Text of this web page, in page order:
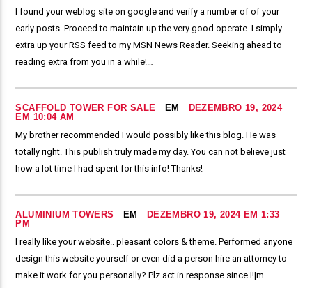
I found your weblog site on google and verify a number of of your
early posts. Proceed to maintain up the very good operate. I simply
extra up your RSS feed to my MSN News Reader. Seeking ahead to
reading extra from you in a while!…
SCAFFOLD TOWER FOR SALE EM
DEZEMBRO 19, 2024
EM 10:04 AM
My brother recommended I would possibly like this blog. He was
totally right. This publish truly made my day. You can not believe just
how a lot time I had spent for this info! Thanks!
ALUMINIUM TOWERS EM
DEZEMBRO 19, 2024 EM 1:33
PM
I really like your website.. pleasant colors & theme. Performed anyone
design this website yourself or even did a person hire an attorney to
make it work for you personally? Plz act in response since I!|m